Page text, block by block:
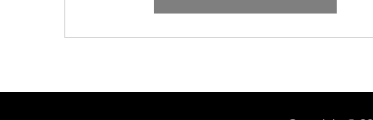
灭世狂人》（暂译）曝新预告